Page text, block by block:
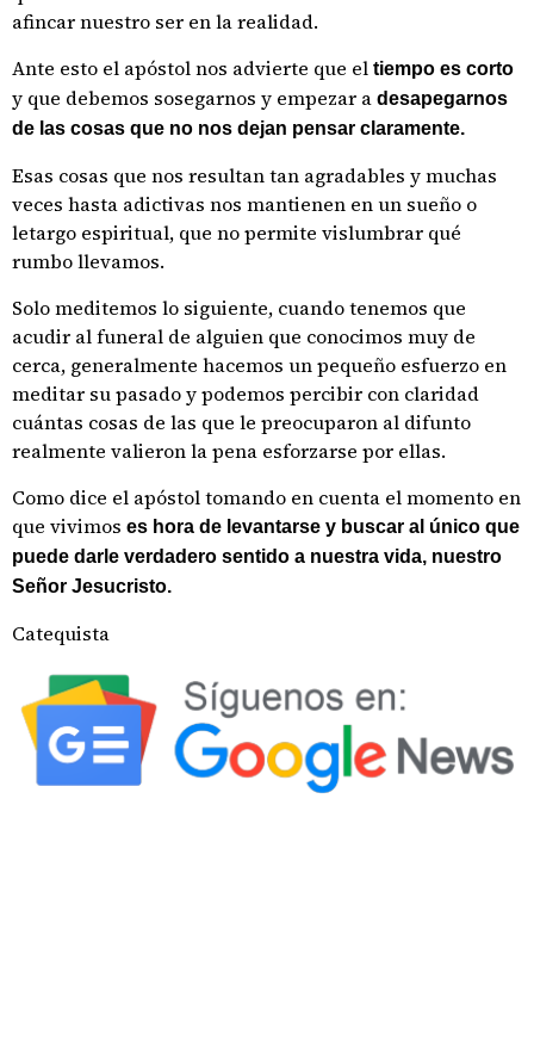
afincar nuestro ser en la realidad.
Ante esto el apóstol nos advierte que el tiempo es corto
y que debemos sosegarnos y empezar a desapegarnos
de las cosas que no nos dejan pensar claramente.
Esas cosas que nos resultan tan agradables y muchas
veces hasta adictivas nos mantienen en un sueño o
letargo espiritual, que no permite vislumbrar qué
rumbo llevamos.
Solo meditemos lo siguiente, cuando tenemos que
acudir al funeral de alguien que conocimos muy de
cerca, generalmente hacemos un pequeño esfuerzo en
meditar su pasado y podemos percibir con claridad
cuántas cosas de las que le preocuparon al difunto
realmente valieron la pena esforzarse por ellas.
Como dice el apóstol tomando en cuenta el momento en
que vivimos es hora de levantarse y buscar al único que
puede darle verdadero sentido a nuestra vida, nuestro
Señor Jesucristo.
Catequista